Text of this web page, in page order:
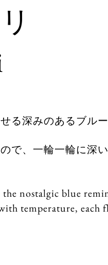
る深みのあるブル
で、一輪一輪に深
the nostalgic blue
temperature, each